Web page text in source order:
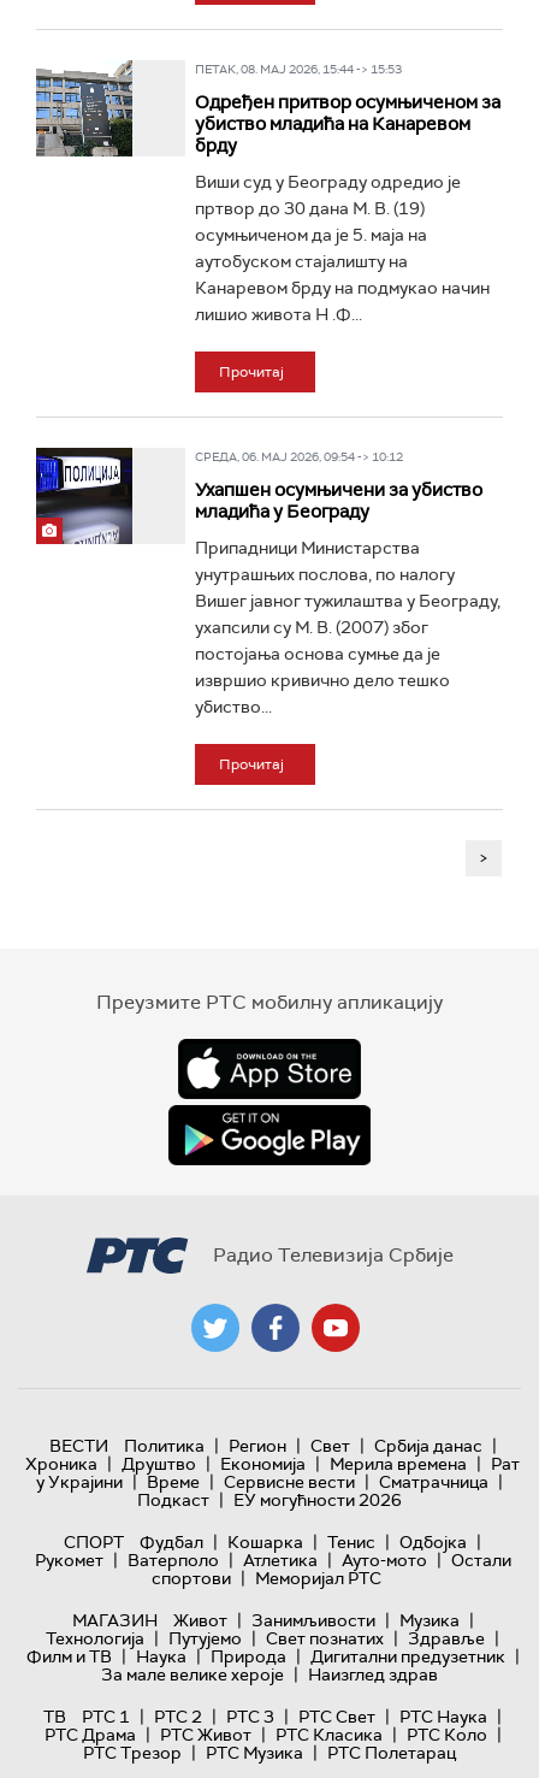
ПЕТАК, 08. МАЈ 2026, 15:44 -> 15:53
Одређен притвор осумњиченом за
убиство младића на Канаревом
брду
Виши суд у Београду одредио је
пртвор до 30 дана М. В. (19)
осумњиченом да је 5. маја на
аутобуском стајалишту на
Канаревом брду на подмукао начин
лишио живота Н .Ф...
Прочитај
СРЕДА, 06. МАЈ 2026, 09:54 -> 10:12
Ухапшен осумњичени за убиство
младића у Београду
Припадници Министарства
унутрашњих послова, по налогу
Вишег јавног тужилаштва у Београду,
ухапсили су М. В. (2007) због
постојања основа сумње да је
извршио кривично дело тешко
убиство...
Прочитај
>
Преузмите РТС мобилну апликацију
Радио Телевизија Србије
ВЕСТИ Политика | Регион | Свет | Србија данас |
Хроника | Друштво | Економија | Мерила времена | Рат
у Украјини | Време | Сервисне вести | Сматрачница |
Подкаст | ЕУ могућности 2026
СПОРТ
Фудбал | Кошарка | Тенис | Одбојка |
Рукомет | Ватерполо | Атлетика | Ауто-мото | Остали
спортови | Меморијал РТС
МАГАЗИН
Живот | Занимљивости | Музика |
Технологијa | Путујемо | Свет познатих | Здравље |
Филм и ТВ | Наука | Природа | Дигитални предузетник |
За мале велике хероје | Наизглед здрав
ТВ
РТС 1 | РТС 2 | РТС 3 | РТС Свет | РТС Наука |
РТС Драма | РТС Живот | РТС Класика | РТС Коло |
РТС Трезор | РТС Музика | РТС Полетарац